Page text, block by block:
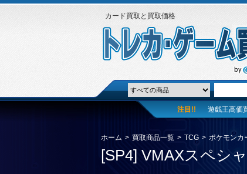
カード買取と買取価格
注目!! 遊戯王高価
ホーム > 買取商品一覧 > TCG > ポケモンカ
[SP4] VMAXスペシ